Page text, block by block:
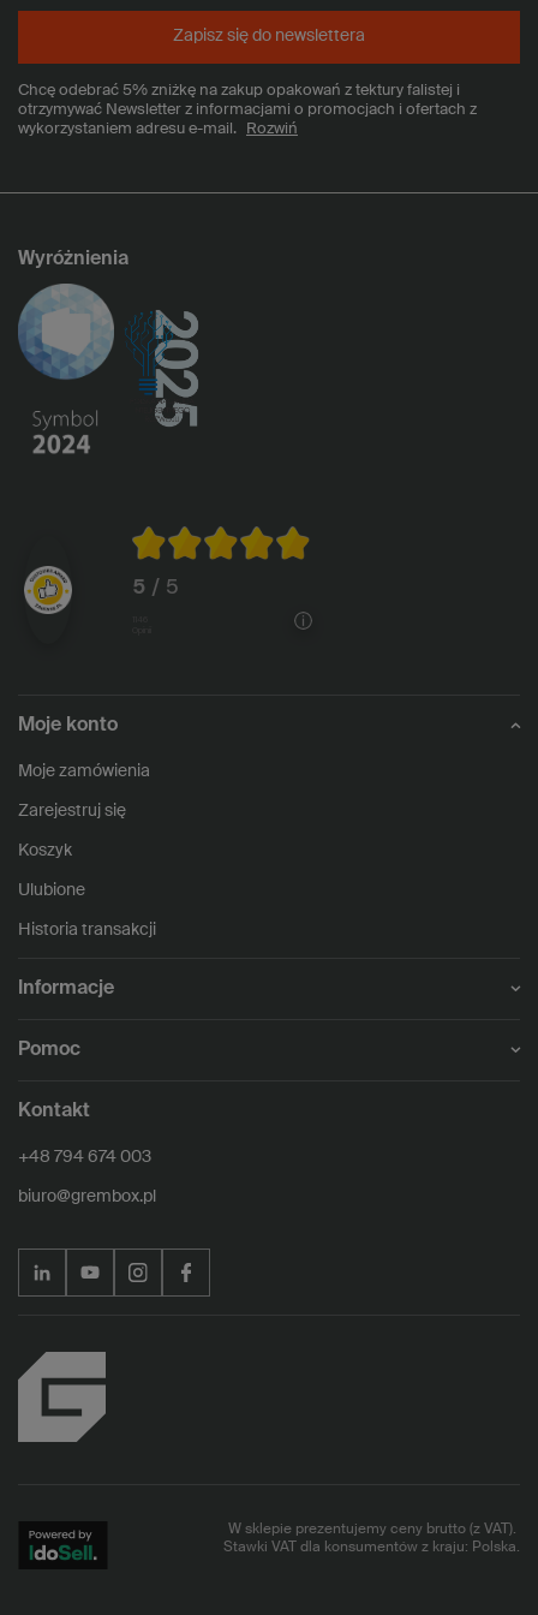
Chcę odebrać 5% zniżkę na zakup opakowań z tektury falistej i
otrzymywać Newsletter z informacjami o promocjach i ofertach z
wykorzystaniem adresu e-mail.
Rozwiń
Zapisz się do newslettera
Wyróżnienia
5 / 5
Moje konto
Moje zamówienia
Zarejestruj się
Koszyk
Ulubione
Historia transakcji
Informacje
Pomoc
Kontakt
+48 794 674 003
biuro@grembox.pl
W sklepie prezentujemy ceny brutto (z VAT).
Stawki VAT dla konsumentów z kraju: Polska.